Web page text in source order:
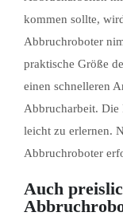
kommen sollte,
Abbruchroboter
praktische Größe
einen schnelleren
Abbrucharbeit. Die
leicht zu erlernen.
Abbruchroboter
Auch